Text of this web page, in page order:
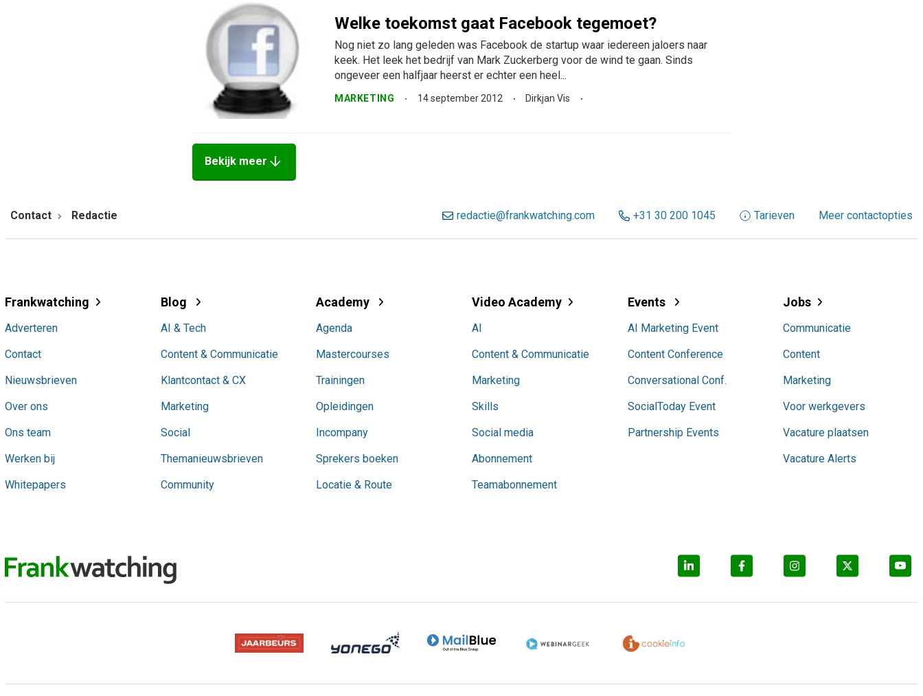
Welke toekomst gaat Facebook tegemoet?
Nog niet zo lang geleden was Facebook de startup waar iedereen jaloers naar
keek. Het leek het bedrijf van Mark Zuckerberg voor de wind te gaan. Sinds
ongeveer een halfjaar heerst er echter een heel...
MARKETING 14 september 2012 Dirkjan Vis
Bekijk meer arrow_downward
Contact Redactie redactie@frankwatching.com +31 30 200 1045 Tarieven Meer contactopties
Frankwatching
Adverteren
Contact
Nieuwsbrieven
Over ons
Ons team
Werken bij
Whitepapers
Blog
AI & Tech
Content & Communicatie
Klantcontact & CX
Marketing
Social
Themanieuwsbrieven
Community
Academy
Agenda
Mastercourses
Trainingen
Opleidingen
Incompany
Sprekers boeken
Locatie & Route
Video Academy
AI
Content & Communicatie
Marketing
Skills
Social media
Abonnement
Teamabonnement
Events
AI Marketing Event
Content Conference
Conversational Conf.
SocialToday Event
Partnership Events
Jobs
Communicatie
Content
Marketing
Voor werkgevers
Vacature plaatsen
Vacature Alerts